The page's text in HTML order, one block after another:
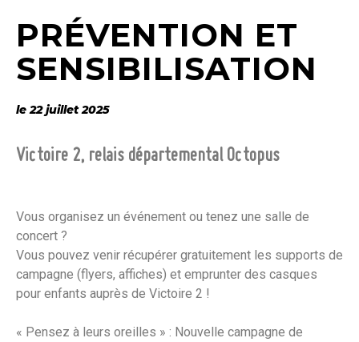
PRÉVENTION ET
SENSIBILISATION
le 22 juillet 2025
Victoire 2, relais départemental Octopus
Vous organisez un événement ou tenez une salle de
concert ?
Vous pouvez venir récupérer gratuitement les supports de
campagne (flyers, affiches) et emprunter des casques
pour enfants auprès de Victoire 2 !
« Pensez à leurs oreilles » : Nouvelle campagne de